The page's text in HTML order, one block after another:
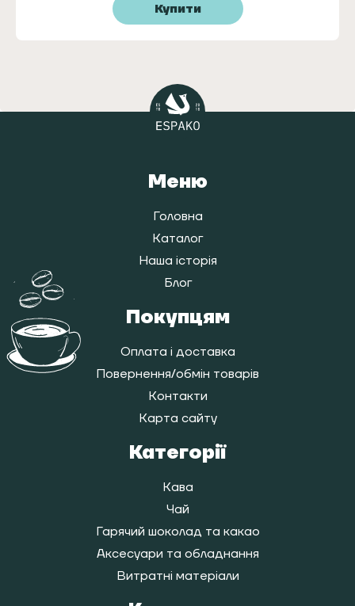
Купити
Меню
Головна
Каталог
Наша історія
Блог
Покупцям
Оплата і доставка
Повернення/обмін товарів
Контакти
Карта сайту
Категорії
Кава
Чай
Гарячий шоколад та какао
Аксесуари та обладнання
Витратні матеріали